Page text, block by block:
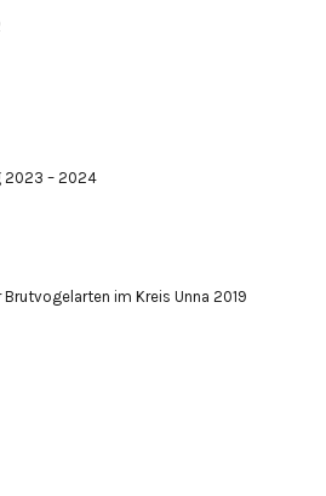
2023 – 2024
im Kreis Unna 2019